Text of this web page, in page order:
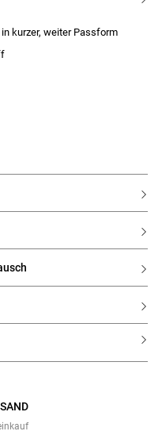
kurzer, weiter Passform